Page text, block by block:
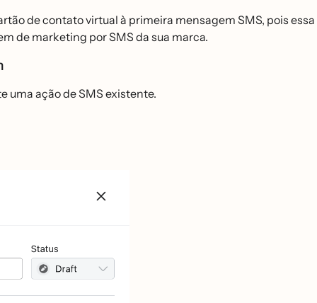
de contato virtual à primeira mensagem SMS, pois essa
de marketing por SMS da sua marca.
uma ação de SMS existente.